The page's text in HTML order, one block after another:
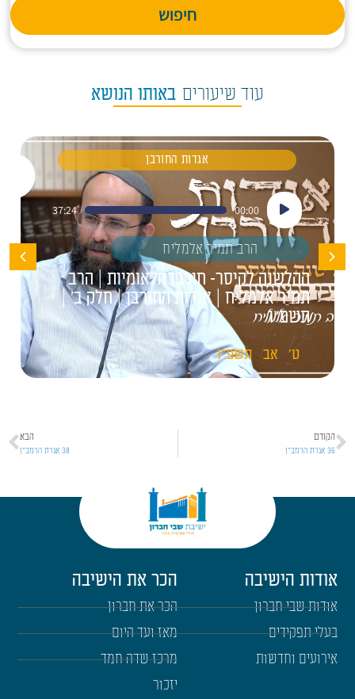
חיפוש
עוד שיעורים באותו הנושא
אגדות החורבן
נגן
אודיו
00:00
37:24
הרב תמיר אלמליח
ההלשנה לקיסר- חורבן הלאומיות | הרב
תמיר אלמליח | אגדות החורבן | חלק ב' |
תשפ"ו
ט' אב תשפ"ו
הקודם
36 אגרת הרמב"ן
הבא
38 אגרת הרמב"ן
אודות הישיבה
אודות שבי חברון
בעלי תפקידים
אירועים וחדשות
הכר את הישיבה
הכר את חברון
מאז ועד היום
מרכז שדה חמד
יזכור